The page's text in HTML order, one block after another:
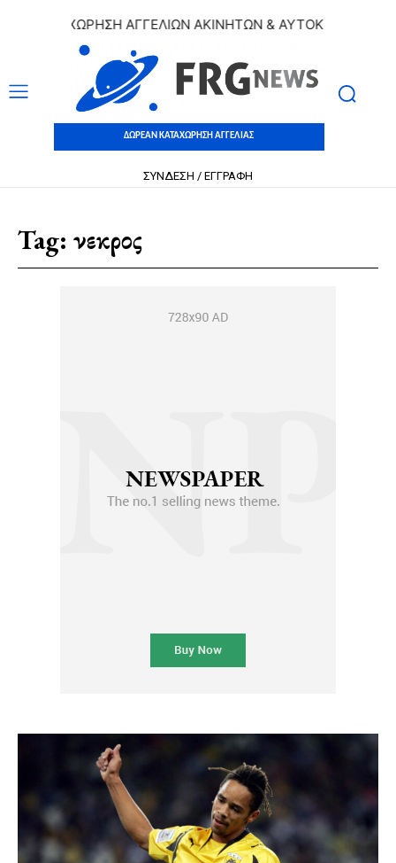
ΚΑΤΑΧΩΡΗΣΗ ΑΓΓΕΛΙΩΝ ΑΚΙΝΗΤΩΝ & ΑΥΤΟΚΙΝΗΤΩΝ |
ΔΩΡΕΑΝ ΚΑΤΑΧΩΡΗΣΗ ΑΓΓΕΛΙΑΣ
ΣΥΝΔΕΣΗ / ΕΓΓΡΑΦΗ
Tag: νεκρος